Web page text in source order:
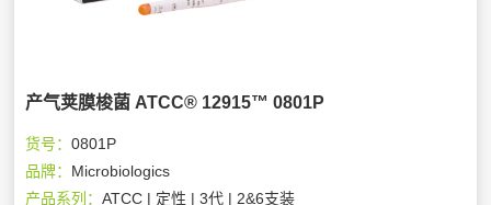
产气荚膜梭菌 ATCC® 12915™ 0801P
货号：0801P
品牌： Microbiologics
产品系列：ATCC | 定性 | 3代 | 2&6支装